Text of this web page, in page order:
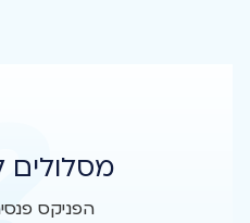
מסלולים
הפניקס